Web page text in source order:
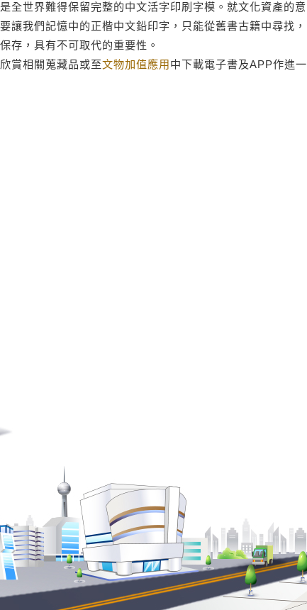
全世界難得保留完整的中文活字印刷字模。就文化資產的意
讓我們記憶中的正楷中文鉛印字，只能從舊書古籍中尋找，
存，具有不可取代的重要性。
欣賞相關蒐藏品或至文物加值應用 中下載電子書及APP作進一